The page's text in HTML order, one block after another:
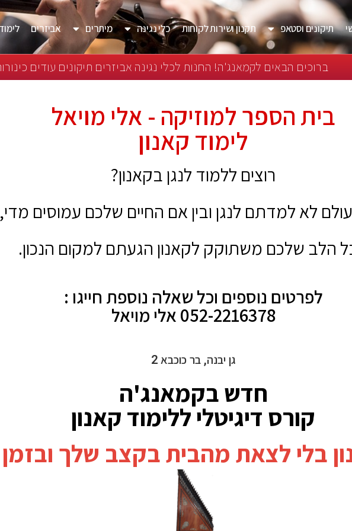
תיקונים וסטאפ תקנון ושירות לקוחות כלי נגינה מיתרים אביזרים
ברוכים הבאים לקמאנג'ה! החנות לכלי נגינה אביזרים תיקונים עודים
בית הספר למוזיקה - אלי מויאל
לימוד קאנון
רוצים ללמוד לנגן בקאנון?
לא למדתם לנגן ובין אם החיים שלכם עמוסים
הלב שלכם משתוקק לקאנון הגעתם למקום הנכון.
לפרטים נוספים וכל שאלה נוספת חייגו :
052-2216378 אלי מויאל
גן יבנה, בר כוכבא 2
חדש בקמאנג'ה
קורס דיגיטלי ללימוד קאנון
בלי לצאת מהבית בקצב שלך